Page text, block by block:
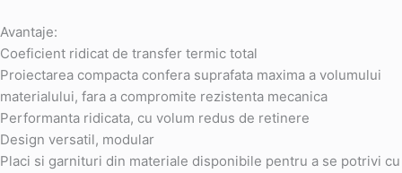
Avantaje:
Coeficient ridicat de transfer termic total
Proiectarea compacta confera suprafata maxima a volumului
materialului, fara a compromite rezistenta mecanica
Performanta ridicata, cu volum redus de retinere
Design versatil, modular
Placi si garnituri din materiale disponibile pentru a se potrivi cu